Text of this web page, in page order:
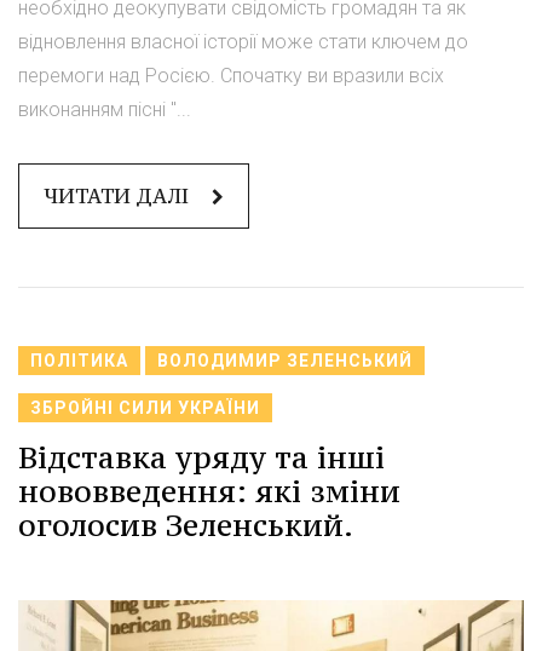
необхідно деокупувати свідомість громадян та як
відновлення власної історії може стати ключем до
перемоги над Росією. Спочатку ви вразили всіх
виконанням пісні "...
ЧИТАТИ ДАЛІ
ПОЛІТИКА ВОЛОДИМИР ЗЕЛЕНСЬКИЙ
ЗБРОЙНІ СИЛИ УКРАЇНИ
Відставка уряду та інші
нововведення: які зміни
оголосив Зеленський.